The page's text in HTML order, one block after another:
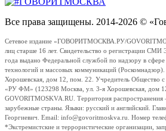
Все права защищены. 2014-2026 ©
Сетевое издание «ГОВОРИТМОСКВА.РУ/
лиц старше 16 лет. Свидетельство о регистрации
года выдано Федеральной службой по надзору в
технологий и массовых коммуникаций
Хорошевская, дом 12, пом. 22. Учредитель Общество с
«РУ ФМ» (123298 Москва, ул. 3-я Хорошевская, дом
GOVORITMOSKVA.RU. Территория распространения
зарубежные страны. Языки: русский и английский.
Георгиевич. Email: info@govoritmoskva.ru. Номер
*Экстремистские и террористические организации,